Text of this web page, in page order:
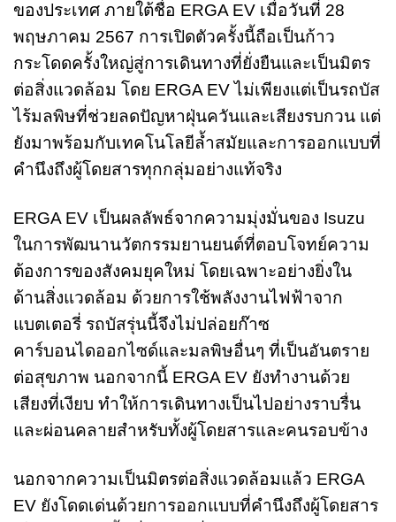
ของประเทศ ภายใต้ชื่อ ERGA EV เมื่อวันที่ 28
พฤษภาคม 2567 การเปิดตัวครั้งนี้ถือเป็นก้าว
กระโดดครั้งใหญ่สู่การเดินทางที่ยั่งยืนและเป็นมิตร
ต่อสิ่งแวดล้อม โดย ERGA EV ไม่เพียงแต่เป็นรถบัส
ไร้มลพิษที่ช่วยลดปัญหาฝุ่นควันและเสียงรบกวน แต่
ยังมาพร้อมกับเทคโนโลยีล้ำสมัยและการออกแบบที่
คำนึงถึงผู้โดยสารทุกกลุ่มอย่างแท้จริง
ERGA EV เป็นผลลัพธ์จากความมุ่งมั่นของ Isuzu
ในการพัฒนานวัตกรรมยานยนต์ที่ตอบโจทย์ความ
ต้องการของสังคมยุคใหม่ โดยเฉพาะอย่างยิ่งใน
ด้านสิ่งแวดล้อม ด้วยการใช้พลังงานไฟฟ้าจาก
แบตเตอรี่ รถบัสรุ่นนี้จึงไม่ปล่อยก๊าซ
คาร์บอนไดออกไซด์และมลพิษอื่นๆ ที่เป็นอันตราย
ต่อสุขภาพ นอกจากนี้ ERGA EV ยังทำงานด้วย
เสียงที่เงียบ ทำให้การเดินทางเป็นไปอย่างราบรื่น
และผ่อนคลายสำหรับทั้งผู้โดยสารและคนรอบข้าง
นอกจากความเป็นมิตรต่อสิ่งแวดล้อมแล้ว ERGA
EV ยังโดดเด่นด้วยการออกแบบที่คำนึงถึงผู้โดยสาร